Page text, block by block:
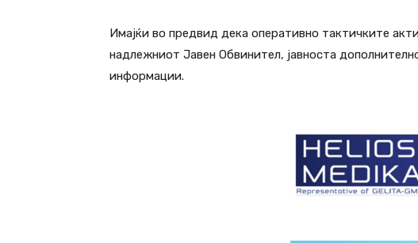
Имајќи во предвид дека оперативно тактичките
надлежниот Јавен Обвинител, јавноста
информации.